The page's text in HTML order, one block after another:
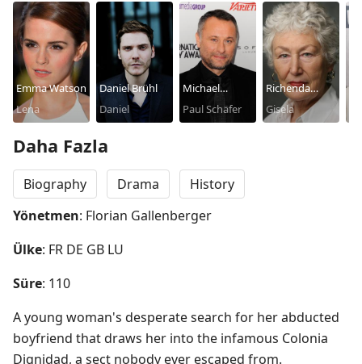
Emma Watson
Lena
Daniel Brühl
Daniel
Michael
Nyqvist
Paul Schäfer
Richenda
Carey
Gisela
Daha Fazla
Biography Drama
History
Yönetmen: Florian Gallenberger
Ülke: FR DE GB LU
Süre: 110
A young woman's desperate search for her abducted
boyfriend that draws her into the infamous Colonia
Dignidad, a sect nobody ever escaped from.